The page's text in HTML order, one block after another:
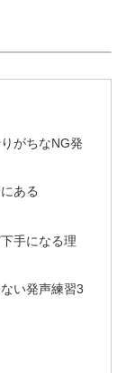
がちなNG発
ある
手になる理
い発声練習3